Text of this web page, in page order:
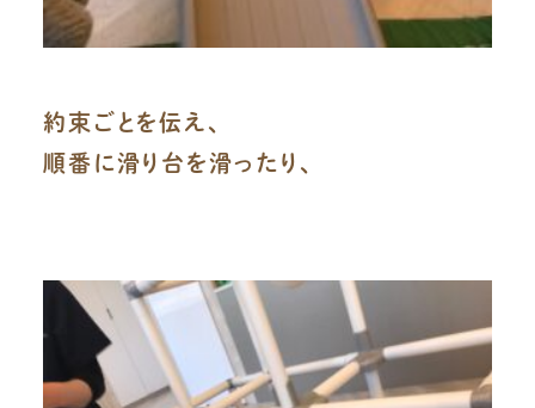
約束ごとを伝え、
順番に滑り台を滑ったり、